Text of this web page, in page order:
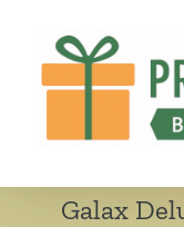
Galax